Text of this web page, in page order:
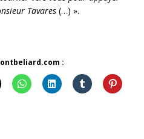
Tavares (…) ».
: